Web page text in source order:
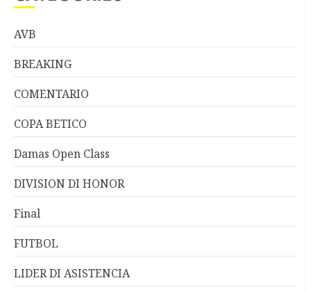
AVB
BREAKING
COMENTARIO
COPA BETICO
Damas Open Class
DIVISION DI HONOR
Final
FUTBOL
LIDER DI ASISTENCIA